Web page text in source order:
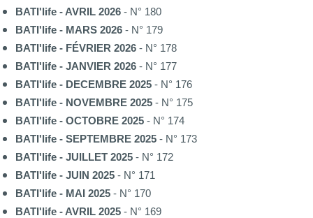
BATI'life - AVRIL 2026 - N° 180
BATI'life - MARS 2026 - N° 179
BATI'life - FÉVRIER 2026 - N° 178
BATI'life - JANVIER 2026 - N° 177
BATI'life - DECEMBRE 2025 - N° 176
BATI'life - NOVEMBRE 2025 - N° 175
BATI'life - OCTOBRE 2025 - N° 174
BATI'life - SEPTEMBRE 2025 - N° 173
BATI'life - JUILLET 2025 - N° 172
BATI'life - JUIN 2025 - N° 171
BATI'life - MAI 2025 - N° 170
BATI'life - AVRIL 2025 - N° 169